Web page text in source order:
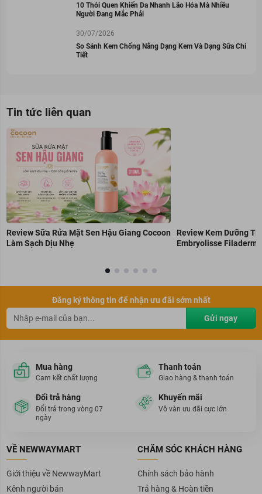
10 Thói Quen Khiến Da Nhanh Lão Hóa Mà Nhiều
Người Đang Mắc Phải
30/07/2026
So Sánh Kem Chống Nắng Dạng Kem Và Dạng Sữa Chi
Tiết
Tin tức liên quan
Review Sữa Rửa Mặt Sen Hậu Giang Cocoon
Làm Sạch Dịu Nhẹ
Review Kem Dưỡng
Embryolisse Filaderme
Đăng ký thông tin để nhận ưu đãi sớm nhất
Gửi ngay
Mua hàng
Cam kết chất lượng
Thanh toán
Giao hàng & thanh toán
Đổi trả hàng
Đổi trả trong vòng 07
ngày
Khuyến mãi
Vô vàn ưu đãi cực lớn
VỀ NEWWAYMART
Giới thiệu về NewwayMart
Kênh người bán
CHĂM SÓC KHÁCH HÀNG
Chính sách bảo hành
Trả hàng & Hoàn tiền